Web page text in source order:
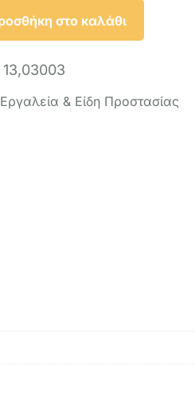
στο καλάθι
13,03003
Εργαλεία & Είδη Προστασίας